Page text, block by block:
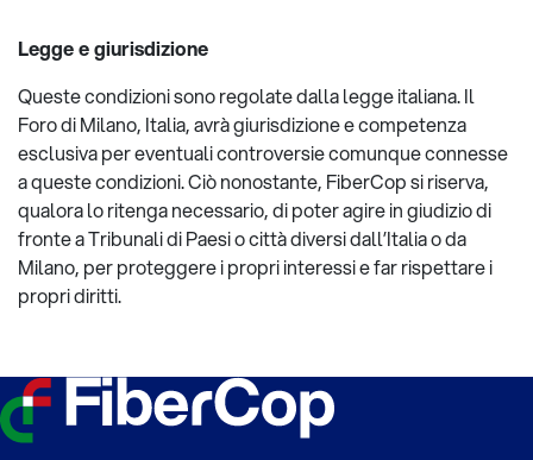
Legge e giurisdizione
Queste condizioni sono regolate dalla legge italiana. Il
Foro di Milano, Italia, avrà giurisdizione e competenza
esclusiva per eventuali controversie comunque connesse
a queste condizioni. Ciò nonostante, FiberCop si riserva,
qualora lo ritenga necessario, di poter agire in giudizio di
fronte a Tribunali di Paesi o città diversi dall’Italia o da
Milano, per proteggere i propri interessi e far rispettare i
propri diritti.